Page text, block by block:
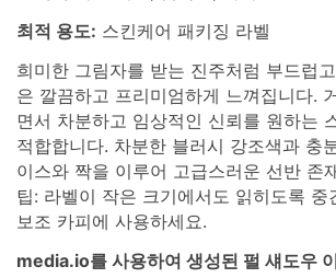
최적 용도: 스킨케어 패키징 라벨
희미한 그림자를 받는 진주처럼 부드럽
은 깔끔하고 프리미엄하게 느껴집니다.
면서 차분하고 임상적인 신뢰를 원하는
적합합니다. 차분한 블러시 강조색과 충
이스와 짝을 이루어 고급스러운 선반 존
팁: 라벨이 작은 크기에서도 읽히도록 중
보조 카피에 사용하세요.
media.io를 사용하여 생성된 펄 섀도우